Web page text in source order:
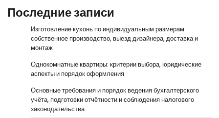
Последние записи
Изготовление кухонь по индивидуальным размерам:
собственное производство, выезд дизайнера, доставка и
монтаж
Однокомнатные квартиры: критерии выбора, юридические
аспекты и порядок оформления
Основные требования и порядок ведения бухгалтерского
учёта, подготовки отчётности и соблюдения налогового
законодательства